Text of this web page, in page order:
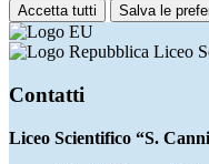
Accetta tutti Salva le
Liceo
Contatti
Liceo Scientifico “S.